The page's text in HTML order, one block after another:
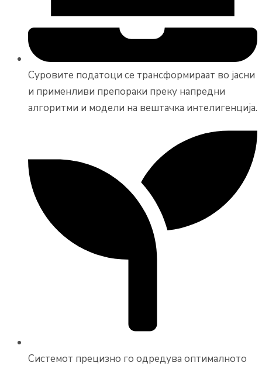
Суровите податоци се трансформираат во јасни
и применливи препораки преку напредни
алгоритми и модели на вештачка интелигенција.
Системот прецизно го одредува оптималното